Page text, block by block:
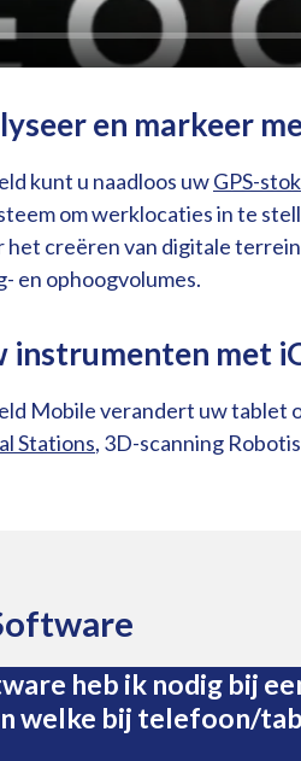
en markeer
kunt u naadloos uwGPS-stok
om werklocaties in te
creëren van digitale
en ophoogvolumes.
instrumenten met
Mobile verandert uw tablet
Stations, 3D-scanning
heb ik nodig bij
welke bij telefoon/